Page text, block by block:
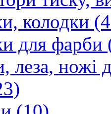
колодки
для фарби
леза, ножі